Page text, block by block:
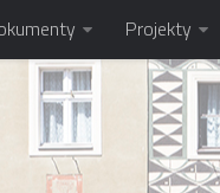
Projekty